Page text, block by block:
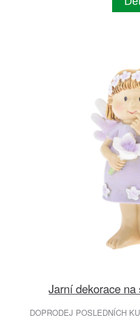
Jarní dekorace
DOPRODEJ POSLEDNÍCH